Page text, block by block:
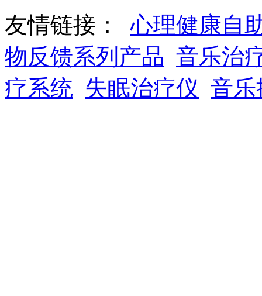
友情链接：
心理健康自
物反馈系列产品 音乐治
疗系统 失眠治疗仪 音乐